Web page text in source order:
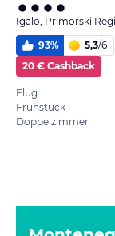
Igalo, Primorski
93% 5,3/6
20 € Cashback
Flug
Frühstück
Doppelzimmer